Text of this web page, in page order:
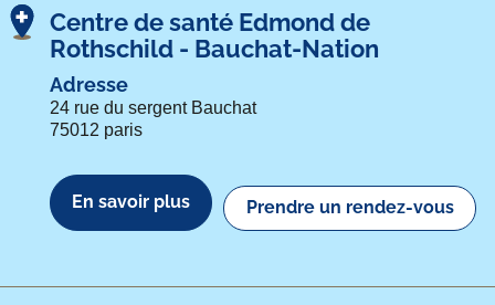
Centre de santé Edmond de
Rothschild - Bauchat-Nation
Adresse
24 rue du sergent Bauchat
75012 paris
En savoir plus Prendre un rendez-vous